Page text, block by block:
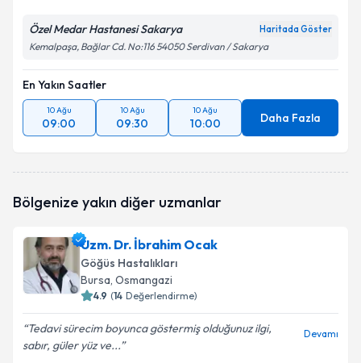
Özel Medar Hastanesi Sakarya Haritada Göster
Kemalpaşa, Bağlar Cd. No:116 54050 Serdivan / Sakarya
En Yakın Saatler
10 Ağu
09:00
10 Ağu
09:30
10 Ağu
10:00 Daha Fazla
Bölgenize yakın diğer uzmanlar
Uzm. Dr. İbrahim Ocak
Göğüs Hastalıkları
Bursa, Osmangazi
4.9 (14 Değerlendirme)
Tedavi sürecim boyunca göstermiş olduğunuz ilgi,
sabır, güler yüz ve...
Devamı